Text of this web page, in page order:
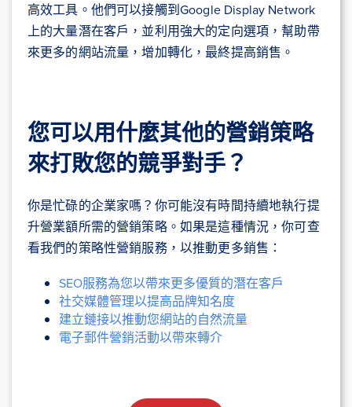
高效工具。他們可以接觸到Google Display Network
上的大量潛在客戶，並利用強大的定向選項，幫助帶
來更多的網站流量，增加轉化，最終提高銷售。
您可以用什麼其他的營銷策略
來打敗您的競爭對手？
你是忙碌的企業家嗎？你可能沒有時間持續地執行提
升營業額所需的營銷策略。如果是這種情況，你可查
看我們的策略性營銷服務，以推動更多銷售：
SEO服務為您以帶來更多優質的潛在客戶
社交媒體管理以提高品牌知名度
建立鏈接以推動您網站的自然流量
電子郵件營銷活動以帶來轉介